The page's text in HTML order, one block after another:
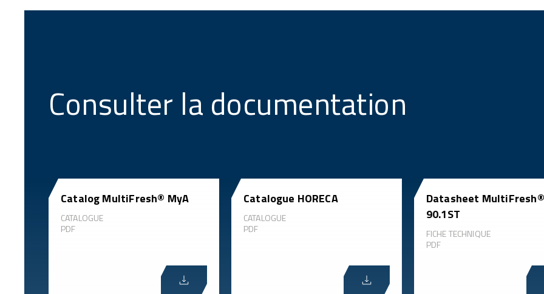
Consulter la documentation
Catalog MultiFresh® MyA
CATALOGUE
PDF
Catalogue HORECA
CATALOGUE
PDF
Datasheet
90.1ST
FICHE TECHNIQUE
PDF